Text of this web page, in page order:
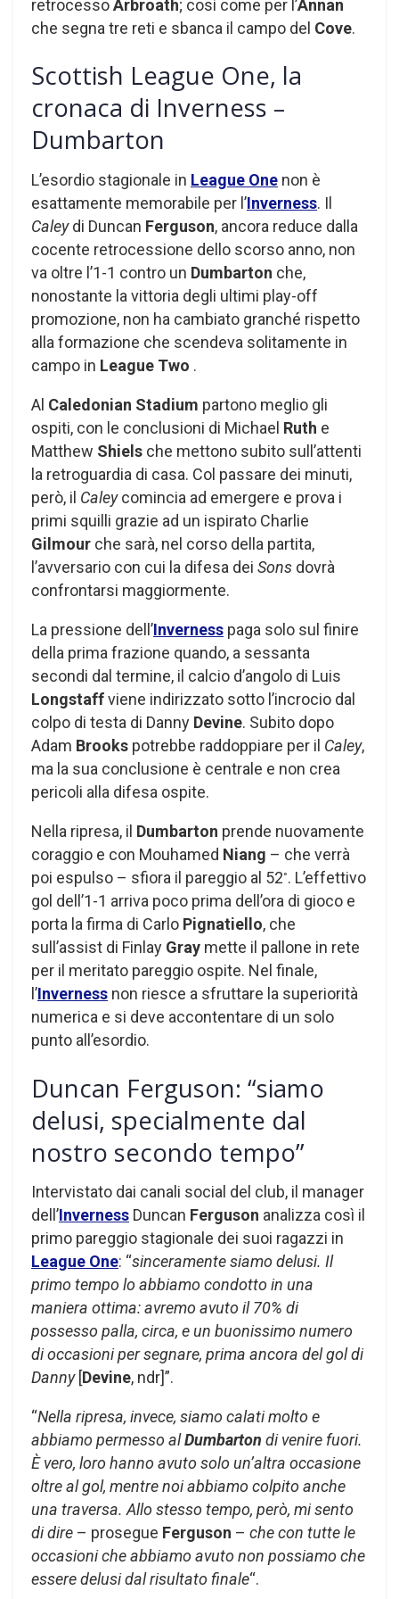
retrocessoArbroath; così come per l’Annan
che segna tre reti e sbanca il campo del Cove.
Scottish League One, la
cronaca di Inverness –
Dumbarton
L’esordio stagionale in League One non è
esattamente memorabile per l’Inverness. Il
Caleydi Duncan Ferguson, ancora reduce dalla
cocente retrocessione dello scorso anno, non
va oltre l’1-1 contro un Dumbarton che,
nonostante la vittoria degli ultimi play-off
promozione, non ha cambiato granché rispetto
alla formazione che scendeva solitamente in
campo in League Two .
Al Caledonian Stadium partono meglio gli
ospiti, con le conclusioni di Michael Ruth e
Matthew Shiels che mettono subito sull’attenti
la retroguardia di casa. Col passare dei minuti,
però, il Caleycomincia ad emergere e prova i
primi squilli grazie ad un ispirato Charlie
Gilmour che sarà, nel corso della partita,
l’avversario con cui la difesa dei Sons dovrà
confrontarsi maggiormente.
La pressione dell’Inverness paga solo sul finire
della prima frazione quando, a sessanta
secondi dal termine, il calcio d’angolo di Luis
Longstaffviene indirizzato sotto l’incrocio dal
colpo di testa di Danny Devine. Subito dopo
Adam Brooks potrebbe raddoppiare per il Caley,
ma la sua conclusione è centrale e non crea
pericoli alla difesa ospite.
Nella ripresa, il Dumbarton prende nuovamente
coraggio e con Mouhamed Niang – che verrà
poi espulso – sfiora il pareggio al 52°. L’effettivo
gol dell’1-1 arriva poco prima dell’ora di gioco e
porta la firma di Carlo Pignatiello, che
sull’assist di Finlay Gray mette il pallone in rete
per il meritato pareggio ospite. Nel finale,
l’Inverness non riesce a sfruttare la superiorità
numerica e si deve accontentare di un solo
punto all’esordio.
Duncan Ferguson: “siamo
delusi, specialmente dal
nostro secondo tempo”
Intervistato dai canali social del club, il manager
dell’Inverness Duncan Ferguson analizza così il
primo pareggio stagionale dei suoi ragazzi in
League One: “sinceramente siamo delusi. Il
primo tempo lo abbiamo condotto in una
maniera ottima: avremo avuto il 70% di
possesso palla, circa, e un buonissimo numero
di occasioni per segnare, prima ancora del gol di
Danny[Devine, ndr]”.
“Nella ripresa, invece, siamo calati molto e
abbiamo permesso alDumbarton di venire fuori.
È vero, loro hanno avuto solo un’altra occasione
oltre al gol, mentre noi abbiamo colpito anche
una traversa. Allo stesso tempo, però, mi sento
di dire – prosegue Ferguson – che con tutte le
occasioni che abbiamo avuto non possiamo che
essere delusi dal risultato finale“.